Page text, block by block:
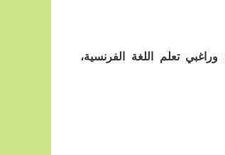
تعلم اللغة الفرنسية،